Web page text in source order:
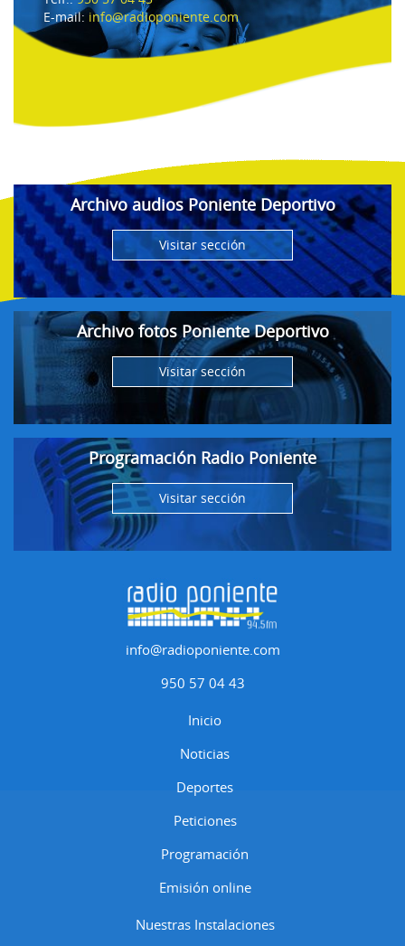
E-mail: info@radioponiente.com
Archivo audios Poniente Deportivo
Visitar sección
Archivo fotos Poniente Deportivo
Visitar sección
Programación Radio Poniente
Visitar sección
info@radioponiente.com
950 57 04 43
Inicio
Noticias
Deportes
Peticiones
Programación
Emisión online
Nuestras Instalaciones